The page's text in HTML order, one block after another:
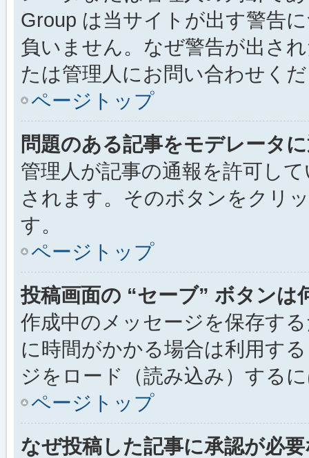
Group は当サイトが出す警告
負いません。なぜ警告が出さ
たは管理人にお問い合わせく
ページトップ
問題のある記事をモデレータ
管理人が記事の通報を許可し
されます。そのボタンをクリ
す。
ページトップ
投稿画面の “セーブ” ボタンは
作成中のメッセージを保存す
に時間がかかる場合は利用す
ジをロード（読み込み）する
ページトップ
なぜ投稿した記事に承認が必